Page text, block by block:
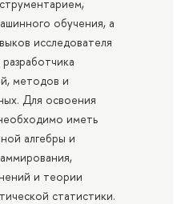
обучения, а
исследователя
методов и
Для освоения
иметь
алгебры и
и теории
статистики.